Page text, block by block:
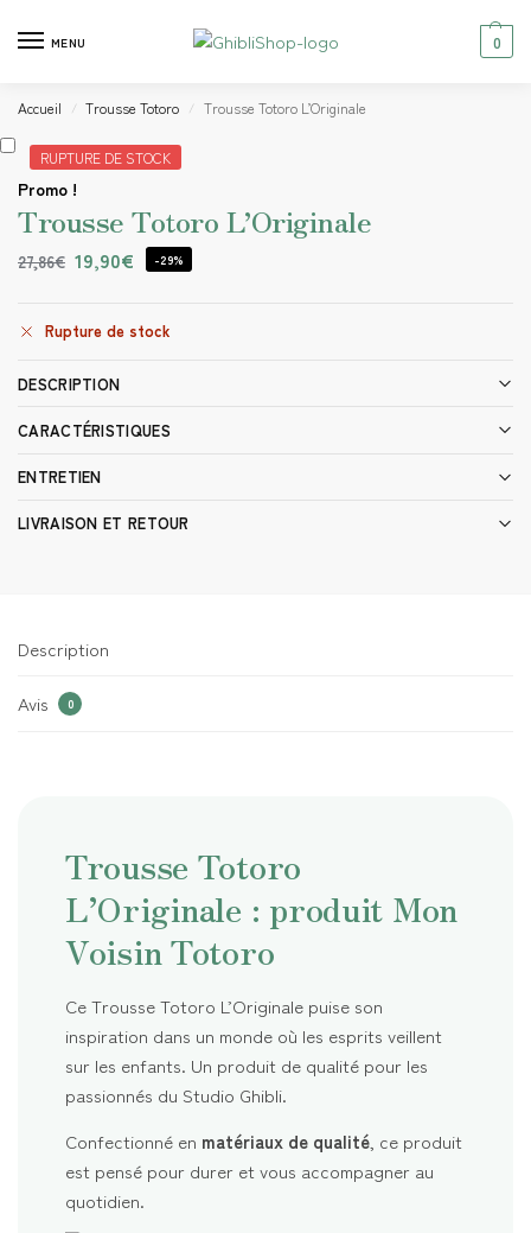
MENU 0
Accueil / Trousse Totoro / Trousse Totoro L’Originale
RUPTURE DE STOCK
Promo !
Trousse Totoro L’Originale
27,86€ 19,90€ -29%
Rupture de stock
DESCRIPTION
CARACTÉRISTIQUES
ENTRETIEN
LIVRAISON ET RETOUR
Description
Avis 0
Trousse Totoro
L’Originale : produit Mon
Voisin Totoro
Ce Trousse Totoro L’Originale puise son
inspiration dans un monde où les esprits veillent
sur les enfants. Un produit de qualité pour les
passionnés du Studio Ghibli.
Confectionné en matériaux de qualité , ce produit
est pensé pour durer et vous accompagner au
quotidien.